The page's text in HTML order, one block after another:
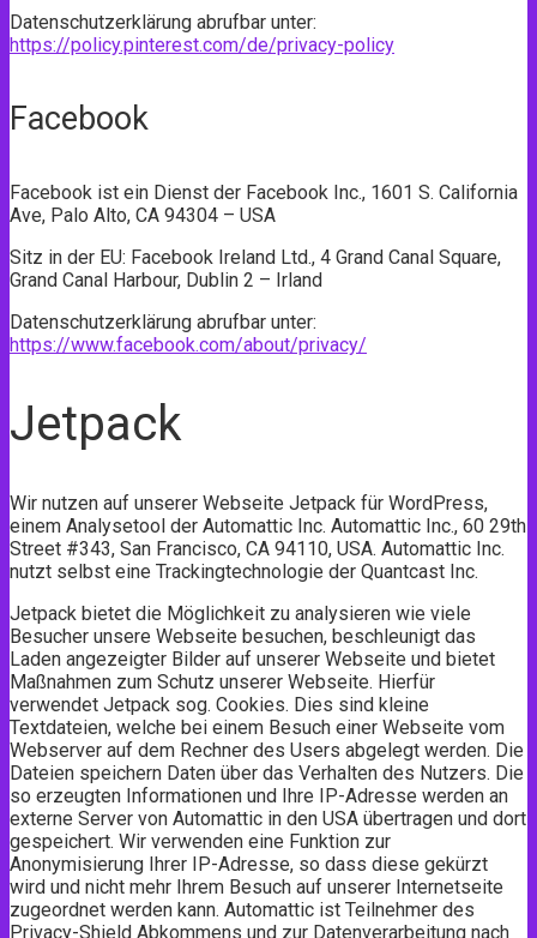
Datenschutzerklärung abrufbar unter:
https://policy.pinterest.com/de/privacy-policy
Facebook
Facebook ist ein Dienst der Facebook Inc., 1601 S. California
Ave, Palo Alto, CA 94304 – USA
Sitz in der EU: Facebook Ireland Ltd., 4 Grand Canal Square,
Grand Canal Harbour, Dublin 2 – Irland
Datenschutzerklärung abrufbar unter:
https://www.facebook.com/about/privacy/
Jetpack
Wir nutzen auf unserer Webseite Jetpack für WordPress,
einem Analysetool der Automattic Inc. Automattic Inc., 60 29th
Street #343, San Francisco, CA 94110, USA. Automattic Inc.
nutzt selbst eine Trackingtechnologie der Quantcast Inc.
Jetpack bietet die Möglichkeit zu analysieren wie viele
Besucher unsere Webseite besuchen, beschleunigt das
Laden angezeigter Bilder auf unserer Webseite und bietet
Maßnahmen zum Schutz unserer Webseite. Hierfür
verwendet Jetpack sog. Cookies. Dies sind kleine
Textdateien, welche bei einem Besuch einer Webseite vom
Webserver auf dem Rechner des Users abgelegt werden. Die
Dateien speichern Daten über das Verhalten des Nutzers. Die
so erzeugten Informationen und Ihre IP-Adresse werden an
externe Server von Automattic in den USA übertragen und dort
gespeichert. Wir verwenden eine Funktion zur
Anonymisierung Ihrer IP-Adresse, so dass diese gekürzt
wird und nicht mehr Ihrem Besuch auf unserer Internetseite
zugeordnet werden kann. Automattic ist Teilnehmer des
Privacy-Shield Abkommens und zur Datenverarbeitung nach